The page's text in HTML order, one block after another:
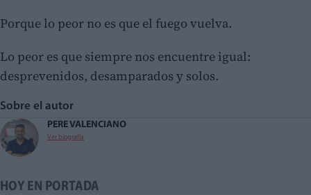
Porque lo peor no es que el fuego vuelva.
Lo peor es que siempre nos encuentre igual:
desprevenidos, desamparados y solos.
Sobre el autor
PERE VALENCIANO
Ver biografía
HOY EN PORTADA